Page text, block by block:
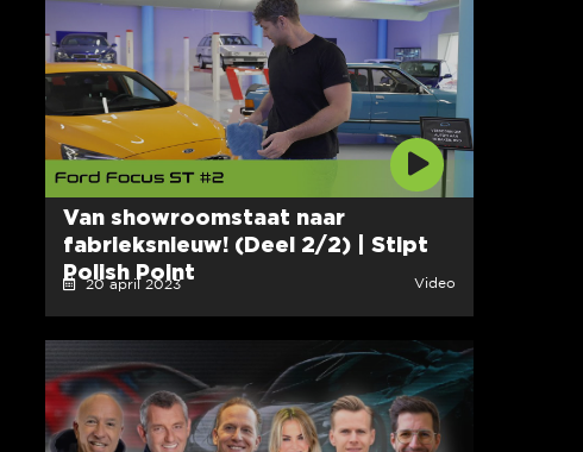
Van showroomstaat naar
fabrieksnieuw! (Deel 2/2) | Stipt
Polish Point
20 april 2023 Video